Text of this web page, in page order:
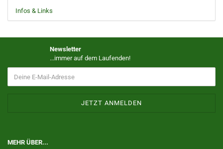
Infos & Links
Newsletter
...immer auf dem Laufenden!
MEHR ÜBER...